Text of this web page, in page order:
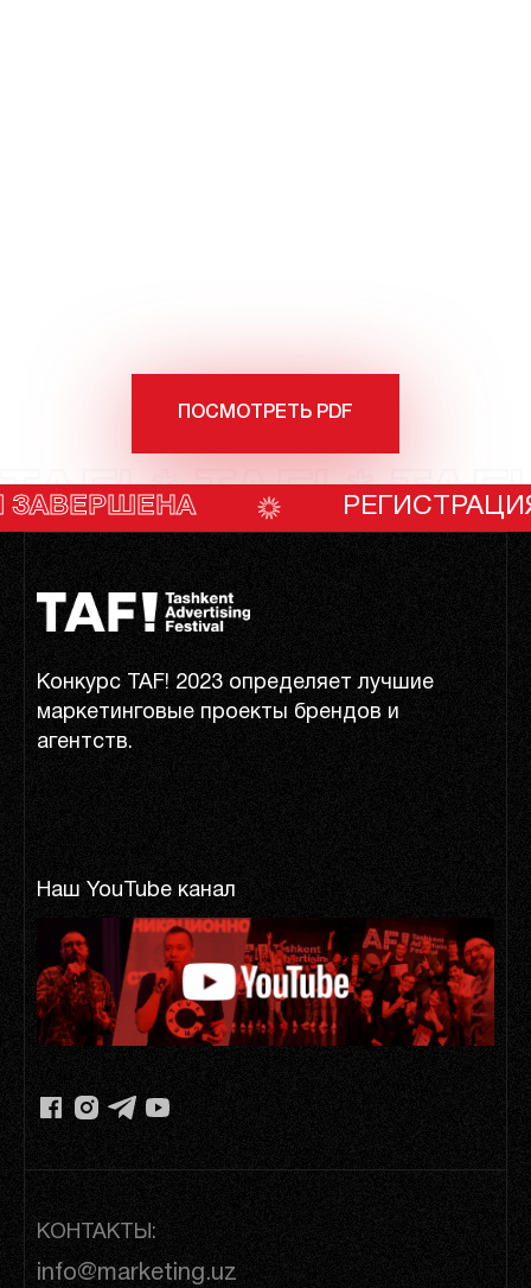
ПОСМОТРЕТЬ PDF
TAF! * TAF! *
РЕГИСТРАЦИЯ
Конкурс TAF! 2023 определяет лучшие
маркетинговые проекты брендов и
агентств.
Наш YouTube канал
КОНТАКТЫ:
info@marketing.uz